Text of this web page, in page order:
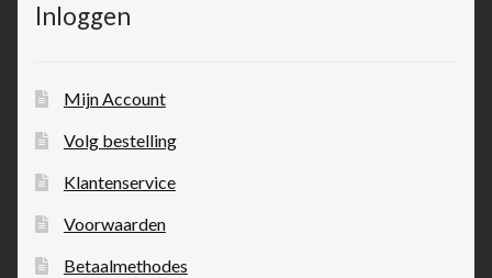
Inloggen
Mijn Account
Volg bestelling
Klantenservice
Voorwaarden
Betaalmethodes